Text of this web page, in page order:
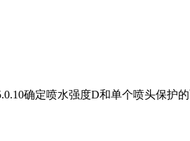
确定喷水强度D和单个喷头保护